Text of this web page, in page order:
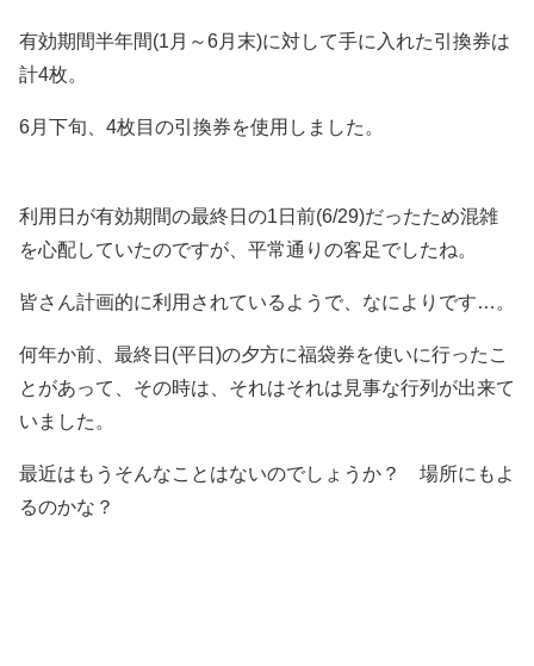
有効期間半年間(1月～6月末)に対して手に入れた引換券は
計4枚。
6月下旬、4枚目の引換券を使用しました。
利用日が有効期間の最終日の1日前(6/29)だったため混雑
を心配していたのですが、平常通りの客足でしたね。
皆さん計画的に利用されているようで、なによりです…。
何年か前、最終日(平日)の夕方に福袋券を使いに行ったこ
とがあって、その時は、それはそれは見事な行列が出来て
いました。
最近はもうそんなことはないのでしょうか？ 場所にもよ
るのかな？